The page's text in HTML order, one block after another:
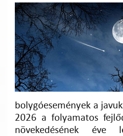
bolygóesemények a
2026 a folyamatos
növekedésének éve